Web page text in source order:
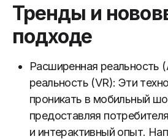
Тренды и
подходе
Расширенная реальность
реальность (VR): Эти
проникать в мобильный
предоставляя
и интерактивный опыт.